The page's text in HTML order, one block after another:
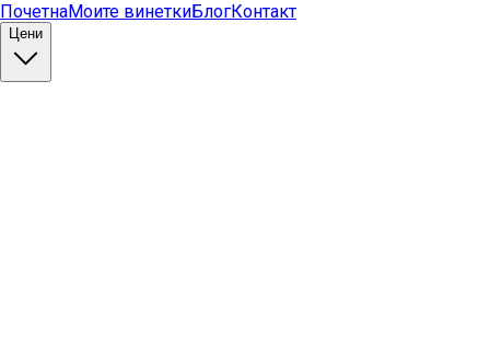
ПочетнаМоите винеткиБлогКонтакт
Цени